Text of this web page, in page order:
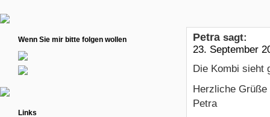
Petra sagt:
23. September
Die Kombi sieht
Herzliche Grüße
Petra
Wenn Sie mir bitte folgen wollen
Links